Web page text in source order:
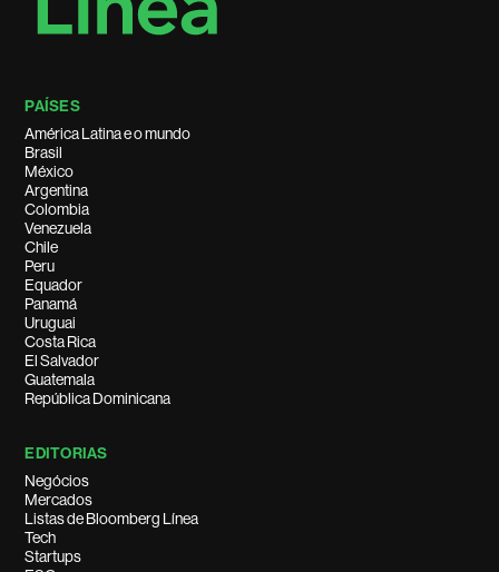
PAÍSES
América Latina e o mundo
Brasil
México
Argentina
Colombia
Venezuela
Chile
Peru
Equador
Panamá
Uruguai
Costa Rica
El Salvador
Guatemala
República Dominicana
EDITORIAS
Negócios
Mercados
Listas de Bloomberg Línea
Tech
Startups